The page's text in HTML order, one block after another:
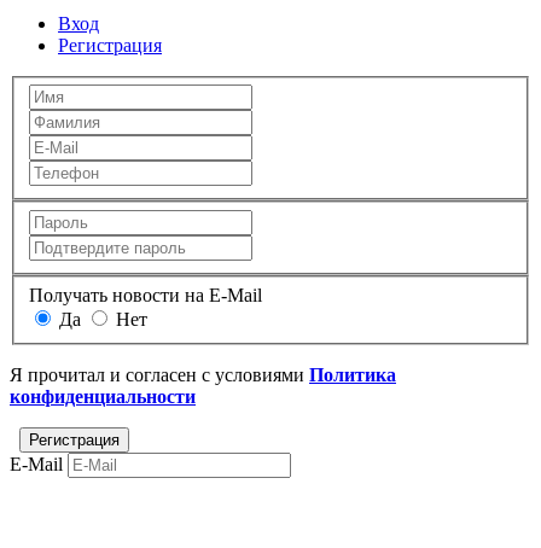
Вход
Регистрация
Получать новости на E-Mail
Да
Нет
Я прочитал и согласен с условиями Политика
конфиденциальности
E-Mail